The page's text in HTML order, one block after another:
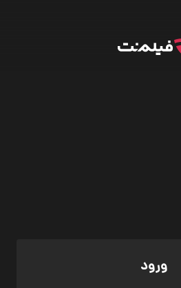
ورود